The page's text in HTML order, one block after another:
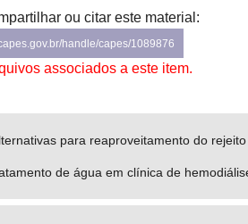
ou citar este material:
handle/capes/1089876
associados a este item.
para reaproveitamento do
de água em clínica de